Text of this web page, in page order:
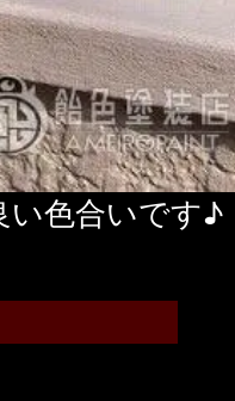
い色合いです♪